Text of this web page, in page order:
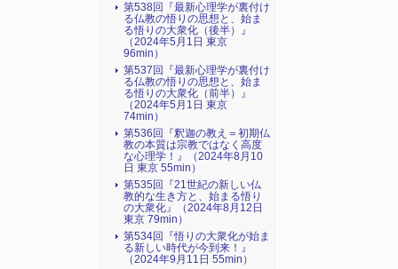
第538回『最新心理学が裏付け
る仏教の悟りの思想と、始ま
る悟りの大衆化（後半）』
（2024年5月1日 東京
96min）
第537回『最新心理学が裏付け
る仏教の悟りの思想と、始ま
る悟りの大衆化（前半）』
（2024年5月1日 東京
74min）
第536回『釈迦の教え＝初期仏
教の本質は宗教ではなく高度
な心理学！』（2024年8月10
日 東京 55min）
第535回『21世紀の新しい仏
教的な生き方と、始まる悟り
の大衆化』（2024年8月12日
東京 79min）
第534回『悟りの大衆化が始ま
る新しい時代が今到来！』
（2024年9月11日 55min）